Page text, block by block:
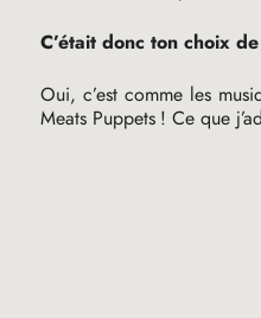
C’était donc ton choix
Oui, c’est comme les
Meats Puppets ! Ce que